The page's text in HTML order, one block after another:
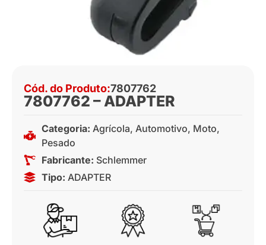
Cód. do Produto:7807762
7807762 – ADAPTER
Categoria: Agrícola, Automotivo, Moto,
Pesado
Fabricante: Schlemmer
Tipo: ADAPTER